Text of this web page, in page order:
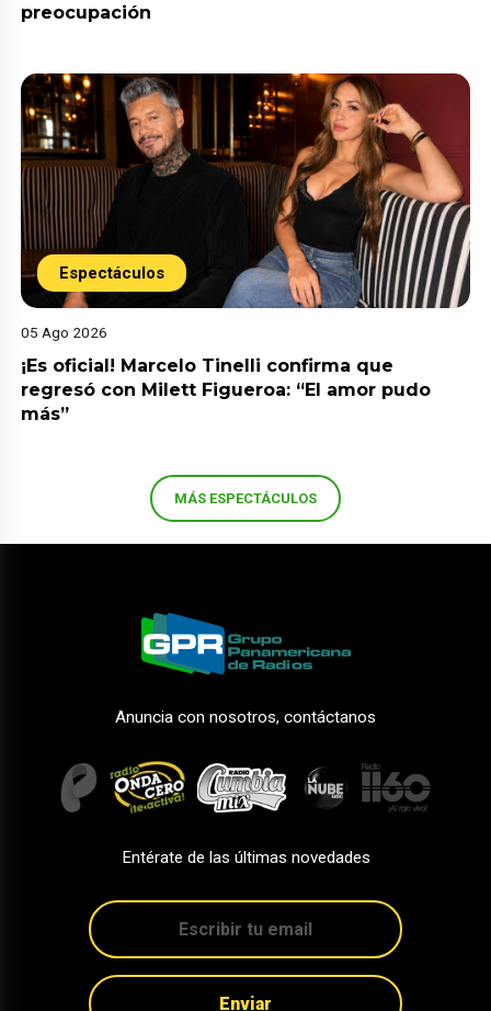
preocupación
Espectáculos
05 Ago 2026
¡Es oficial! Marcelo Tinelli confirma que
regresó con Milett Figueroa: “El amor pudo
más”
MÁS ESPECTÁCULOS
Anuncia con nosotros, contáctanos
Entérate de las últimas novedades
Enviar